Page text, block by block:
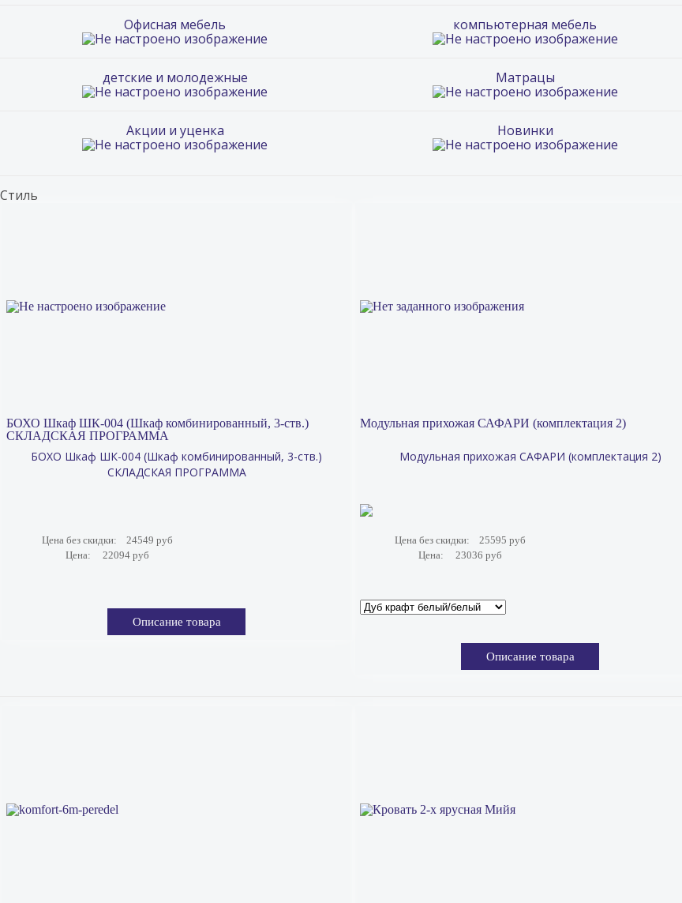
Офисная мебель компьютерная мебель
детские и молодежные Матрацы
Акции и уценка Новинки
Стиль
БОХО Шкаф ШК-004 (Шкаф комбинированный, 3-ств.)
СКЛАДСКАЯ ПРОГРАММА
БОХО Шкаф ШК-004 (Шкаф комбинированный, 3-ств.)
СКЛАДСКАЯ ПРОГРАММА
Цена без скидки:
24549 руб
Цена:
22094 руб
Описание товара
Модульная прихожая САФАРИ (комплектация 2)
Модульная прихожая САФАРИ (комплектация 2)
Цена без скидки:
25595 руб
Цена:
23036 руб
Описание товара